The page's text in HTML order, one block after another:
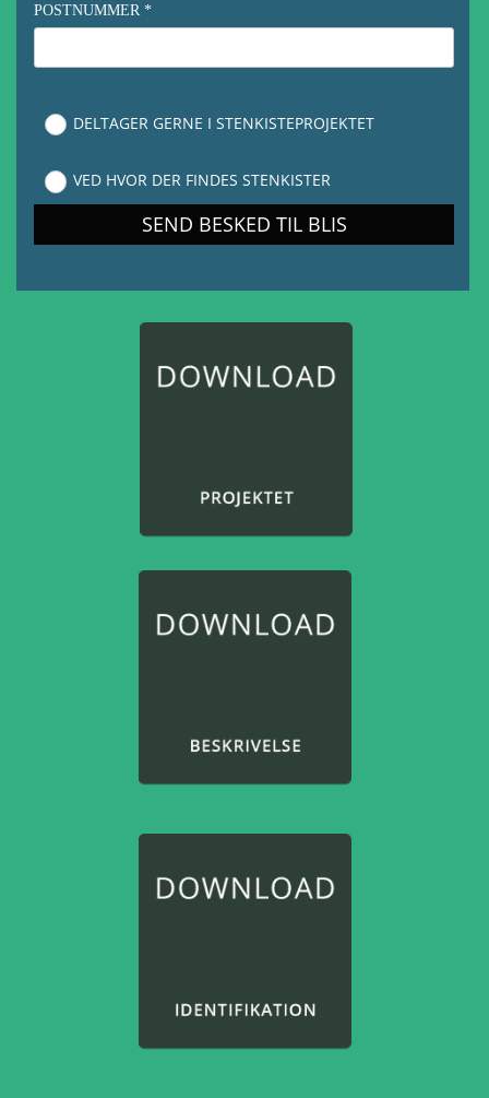
POSTNUMMER *
DELTAGER GERNE I STENKISTEPROJEKTET
VED HVOR DER FINDES STENKISTER